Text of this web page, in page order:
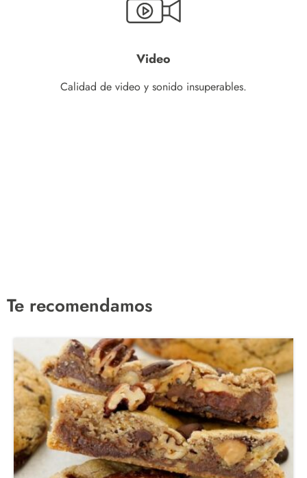
Video
Calidad de video y sonido insuperables.
Te recomendamos